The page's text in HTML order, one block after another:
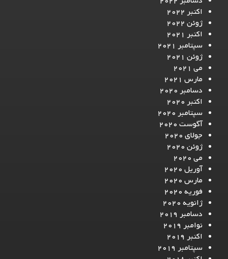
اکتبر 2022
ژوئن 2022
اکتبر 2021
سپتامبر 2021
ژوئن 2021
می 2021
مارس 2021
دسامبر 2020
اکتبر 2020
سپتامبر 2020
آگوست 2020
جولای 2020
ژوئن 2020
می 2020
آوریل 2020
مارس 2020
فوریه 2020
ژانویه 2020
دسامبر 2019
نوامبر 2019
اکتبر 2019
سپتامبر 2019